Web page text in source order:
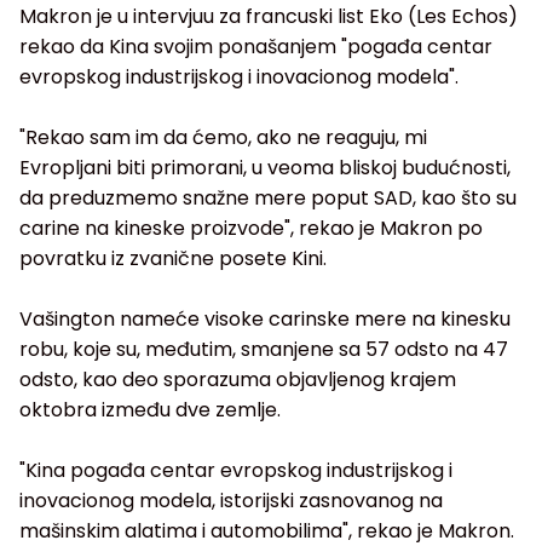
Makron je u intervjuu za francuski list Eko (Les Echos)
rekao da Kina svojim ponašanjem "pogađa centar
evropskog industrijskog i inovacionog modela".
"Rekao sam im da ćemo, ako ne reaguju, mi
Evropljani biti primorani, u veoma bliskoj budućnosti,
da preduzmemo snažne mere poput SAD, kao što su
carine na kineske proizvode", rekao je Makron po
povratku iz zvanične posete Kini.
Vašington nameće visoke carinske mere na kinesku
robu, koje su, međutim, smanjene sa 57 odsto na 47
odsto, kao deo sporazuma objavljenog krajem
oktobra između dve zemlje.
"Kina pogađa centar evropskog industrijskog i
inovacionog modela, istorijski zasnovanog na
mašinskim alatima i automobilima", rekao je Makron.